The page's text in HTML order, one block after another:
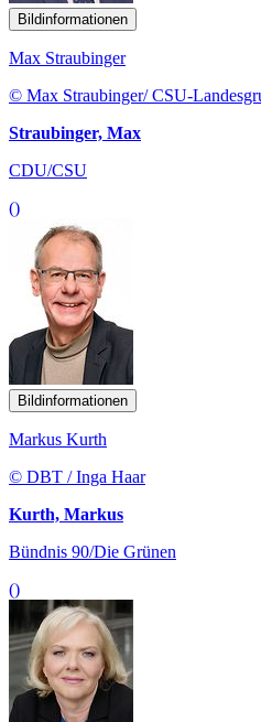
Bildinformationen
Max Straubinger
© Max Straubinger/ CSU-
Straubinger, Max
CDU/CSU
()
Bildinformationen
Markus Kurth
© DBT / Inga Haar
Kurth, Markus
Bündnis 90/Die Grünen
()